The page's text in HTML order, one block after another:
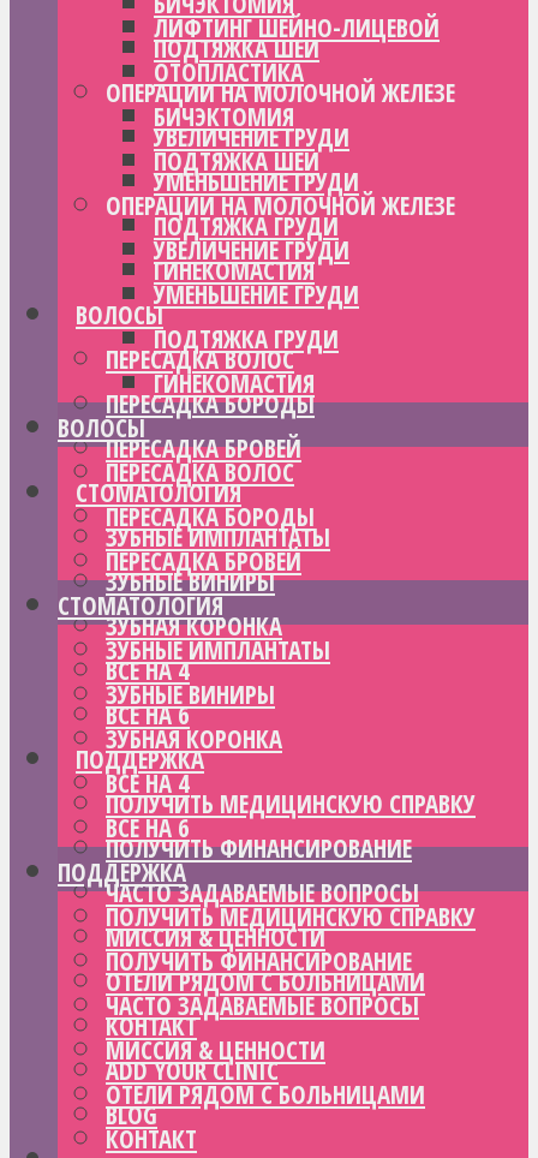
ПОДТЯЖКА ШЕИ
ОПЕРАЦИИ НА МОЛОЧНОЙ ЖЕЛЕЗЕ
УВЕЛИЧЕНИЕ ГРУДИ
УМЕНЬШЕНИЕ ГРУДИ
ПОДТЯЖКА ГРУДИ
ГИНЕКОМАСТИЯ
ВОЛОСЫ
ПЕРЕСАДКА ВОЛОС
ПЕРЕСАДКА БОРОДЫ
ПЕРЕСАДКА БРОВЕЙ
СТОМАТОЛОГИЯ
ЗУБНЫЕ ИМПЛАНТАТЫ
ЗУБНЫЕ ВИНИРЫ
ЗУБНАЯ КОРОНКА
ВСЕ НА 4
ВСЕ НА 6
ПОДДЕРЖКА
ПОЛУЧИТЬ МЕДИЦИНСКУЮ СПРАВКУ
ПОЛУЧИТЬ ФИНАНСИРОВАНИЕ
ЧАСТО ЗАДАВАЕМЫЕ ВОПРОСЫ
МИССИЯ & ЦЕННОСТИ
ОТЕЛИ РЯДОМ С БОЛЬНИЦАМИ
КОНТАКТ
ADD YOUR CLINIC
BLOG
ЛИФТИНГ ШЕЙНО-ЛИЦЕВОЙ
ОТОПЛАСТИКА
БИЧЭКТОМИЯ
ПОДТЯЖКА ШЕИ
ОПЕРАЦИИ НА МОЛОЧНОЙ ЖЕЛЕЗЕ
УВЕЛИЧЕНИЕ ГРУДИ
УМЕНЬШЕНИЕ ГРУДИ
ПОДТЯЖКА ГРУДИ
ГИНЕКОМАСТИЯ
ВОЛОСЫ
ПЕРЕСАДКА ВОЛОС
ПЕРЕСАДКА БОРОДЫ
ПЕРЕСАДКА БРОВЕЙ
СТОМАТОЛОГИЯ
ЗУБНЫЕ ИМПЛАНТАТЫ
ЗУБНЫЕ ВИНИРЫ
ЗУБНАЯ КОРОНКА
ВСЕ НА 4
ВСЕ НА 6
ПОДДЕРЖКА
ПОЛУЧИТЬ МЕДИЦИНСКУЮ СПРАВКУ
ПОЛУЧИТЬ ФИНАНСИРОВАНИЕ
ЧАСТО ЗАДАВАЕМЫЕ ВОПРОСЫ
МИССИЯ & ЦЕННОСТИ
ОТЕЛИ РЯДОМ С БОЛЬНИЦАМИ
КОНТАКТ